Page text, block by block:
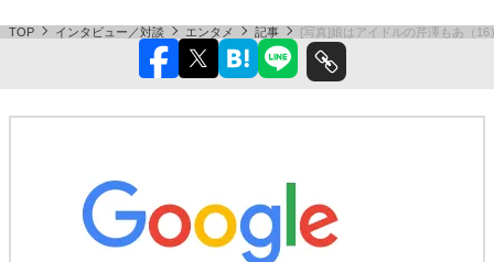
TOP インタビュー／対談 エンタメ 記事 [写真]娘はアイドルの芹澤もあ（